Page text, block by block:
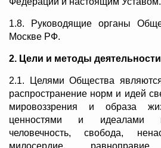
1.8. Руководящие органы
Москве РФ.
2. Цели и методы
2.1. Целями Общества
распространение норм и идей
мировоззрения и образа
ценностями и идеалами
человечность, свобода,